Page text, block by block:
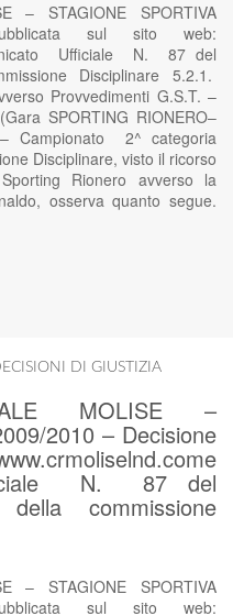
– STAGIONE SPORTIVA
sul sito web:
Ufficiale N. 87 del
Disciplinare 5.2.1.
Provvedimenti G.S.T. –
SPORTING RIONERO–
Campionato 2^ categoria
Disciplinare, visto il ricorso
Rionero avverso la
osserva quanto segue.
DI GIUSTIZIA
MOLISE –
2010 – Decisione
N. 87 del
commissione
– STAGIONE SPORTIVA
sul sito web: